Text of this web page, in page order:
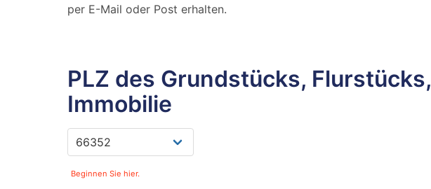
per E-Mail oder Post erhalten.
PLZ des Grundstücks, Flurstücks,
Immobilie
Beginnen Sie hier.